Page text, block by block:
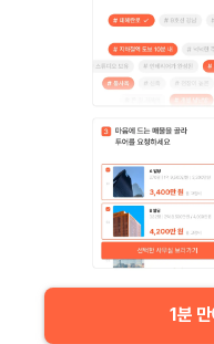
1분